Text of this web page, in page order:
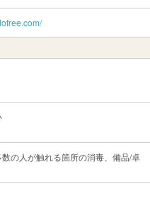
の人が触れる箇所の消毒、備品/卓